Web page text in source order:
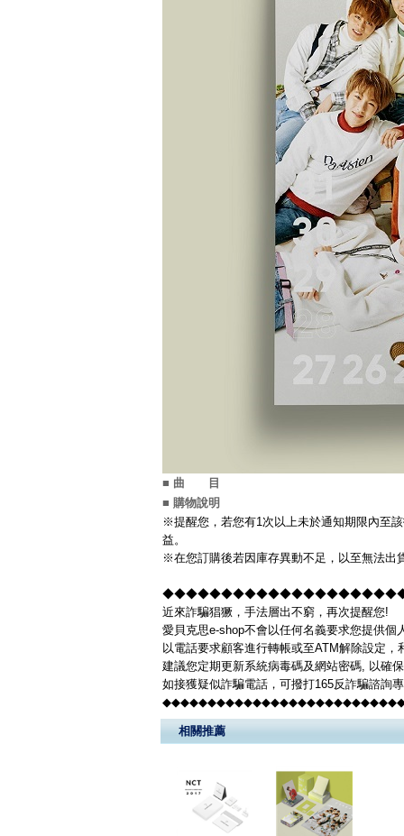
■ 曲 目
■ 購物說明
※提醒您，若您有1次以上未於通知期限內至
益。
※在您訂購後若因庫存異動不足，以至無法出
◆◆◆◆◆◆◆◆◆◆◆◆◆◆◆◆◆◆◆◆◆◆◆◆
近來詐騙猖獗，手法層出不窮，再次提醒您!
愛貝克思e-shop不會以任何名義要求您提供個
以電話要求顧客進行轉帳或至ATM解除設定
建議您定期更新系統病毒碼及網站密碼, 以確
如接獲疑似詐騙電話，可撥打165反詐騙諮詢
相關推薦